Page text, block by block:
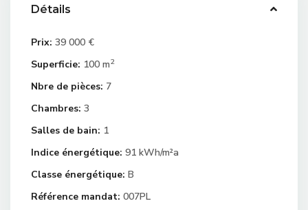
Détails
Prix: 39 000 €
Superficie: 100 m2
Nbre de pièces: 7
Chambres: 3
Salles de bain: 1
Indice énergétique: 91 kWh/m²a
Classe énergétique: B
Référence mandat: 007PL